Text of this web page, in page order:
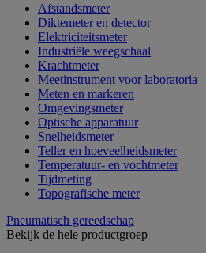
Afstandsmeter
Diktemeter en detector
Elektriciteitsmeter
Industriële weegschaal
Krachtmeter
Meetinstrument voor laboratoria
Meten en markeren
Omgevingsmeter
Optische apparatuur
Snelheidsmeter
Teller en hoeveelheidsmeter
Temperatuur- en vochtmeter
Tijdmeting
Topografische meter
Pneumatisch gereedschap
Bekijk de hele productgroep